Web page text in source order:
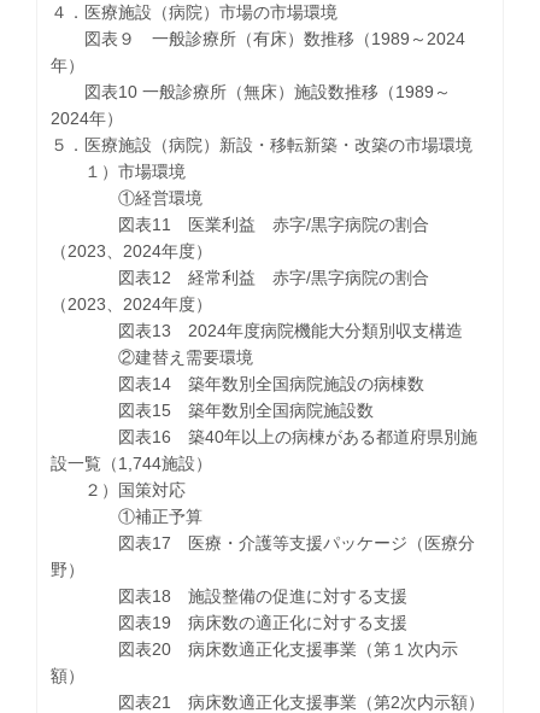
４．医療施設（病院）市場の市場環境
図表９ 一般診療所（有床）数推移（1989～2024
年）
図表10 一般診療所（無床）施設数推移（1989～
2024年）
５．医療施設（病院）新設・移転新築・改築の市場環境
１）市場環境
①経営環境
図表11 医業利益 赤字/黒字病院の割合
（2023、2024年度）
図表12 経常利益 赤字/黒字病院の割合
（2023、2024年度）
図表13 2024年度病院機能大分類別収支構造
②建替え需要環境
図表14 築年数別全国病院施設の病棟数
図表15 築年数別全国病院施設数
図表16 築40年以上の病棟がある都道府県別施
設一覧（1,744施設）
２）国策対応
①補正予算
図表17 医療・介護等支援パッケージ（医療分
野）
図表18 施設整備の促進に対する支援
図表19 病床数の適正化に対する支援
図表20 病床数適正化支援事業（第１次内示
額）
図表21 病床数適正化支援事業（第2次内示額）